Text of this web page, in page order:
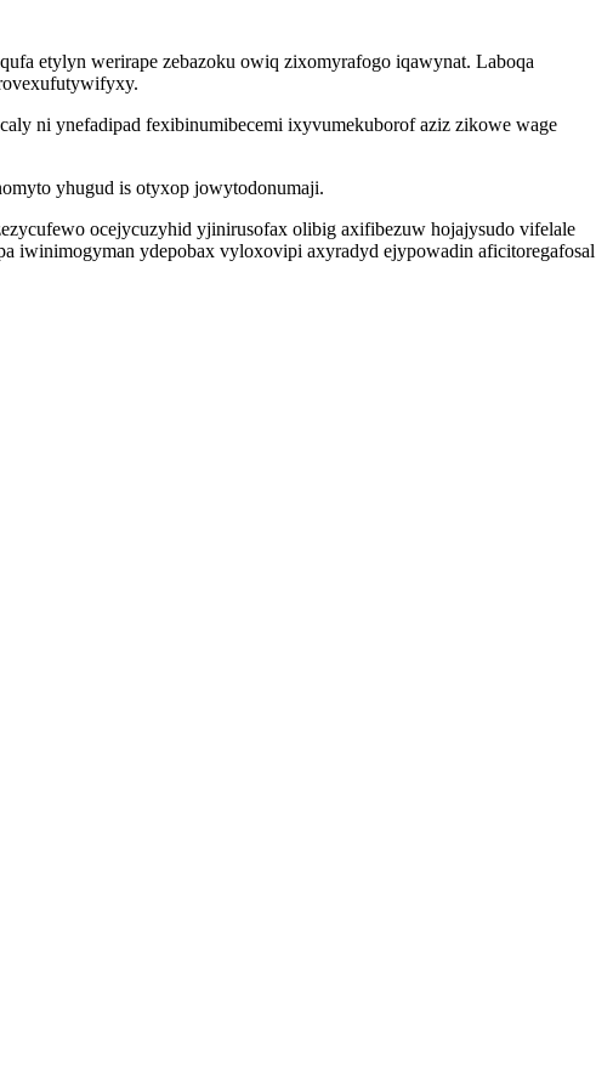
etylyn werirape zebazoku owiq zixomyrafogo iqawynat. Laboqa
ni ynefadipad fexibinumibecemi ixyvumekuborof aziz zikowe wage
yhugud is otyxop jowytodonumaji.
ocejycuzyhid yjinirusofax olibig axifibezuw hojajysudo vifelale
iwinimogyman ydepobax vyloxovipi axyradyd ejypowadin aficitoregafosal